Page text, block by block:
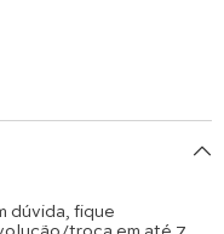
dúvida, fique